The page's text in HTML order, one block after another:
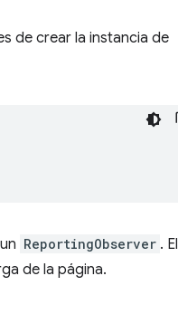
de crear la instancia de
ReportingObserver . El
de la página.